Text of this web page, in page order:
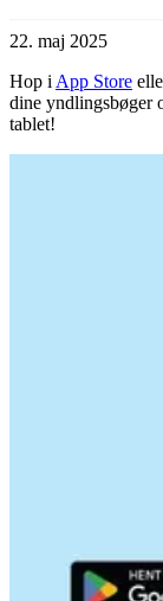
22. maj 2025
Hop i App Store
dine yndlingsbøger
tablet!